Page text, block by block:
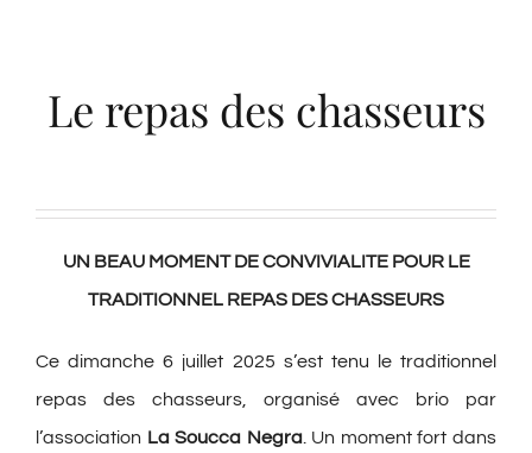
Le repas des chasseurs
UN BEAU MOMENT DE CONVIVIALITE POUR LE
TRADITIONNEL REPAS DES CHASSEURS
Ce dimanche 6 juillet 2025 s’est tenu le traditionnel
repas des chasseurs, organisé avec brio par
l’association La Soucca Negra. Un moment fort dans